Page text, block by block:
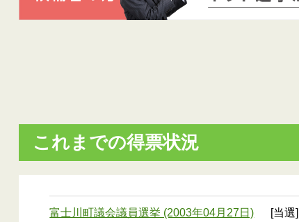
これまでの得票状況
富士川町議会議員選挙 (2003年04月27日) [当選